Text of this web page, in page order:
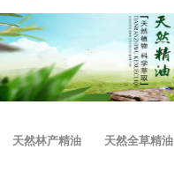
天然林产精油 天然全草精油